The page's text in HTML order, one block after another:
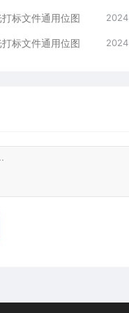
标文件通用位图
标文件通用位图